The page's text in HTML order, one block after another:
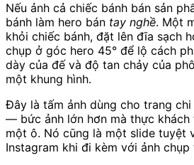
Nếu ảnh cả chiếc bánh bán sản
bánh làm hero bán tay nghề. Một
khỏi chiếc bánh, đặt lên đĩa sạch
chụp ở góc hero 45° để lộ cách
dày của đế và độ tan chảy của
một khung hình.
Đây là tấm ảnh dùng cho trang
— bức ảnh lớn hơn mà thực khách
một ô. Nó cũng là một slide tuyệt
Instagram khi đi kèm với ảnh